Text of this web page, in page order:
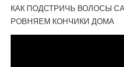
КАК ПОДСТРИЧЬ ВОЛОСЫ
РОВНЯЕМ КОНЧИКИ ДОМА